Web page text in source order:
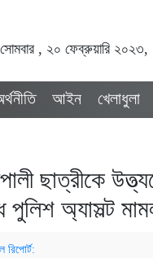
সোমবার , ২০ ফেব্রুয়ারি ২০২৩,
আইন খেলাধুলা
ছাত্রীকে
পুলিশ অ্যাসল্ট
রিপোর্ট: